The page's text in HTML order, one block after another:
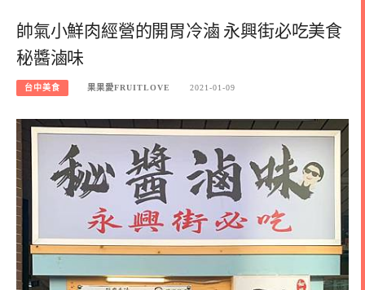
帥氣小鮮肉經營的開胃冷滷 永興街必吃美食
秘醬滷味
台中美食 果果愛FRUITLOVE 2021-01-09